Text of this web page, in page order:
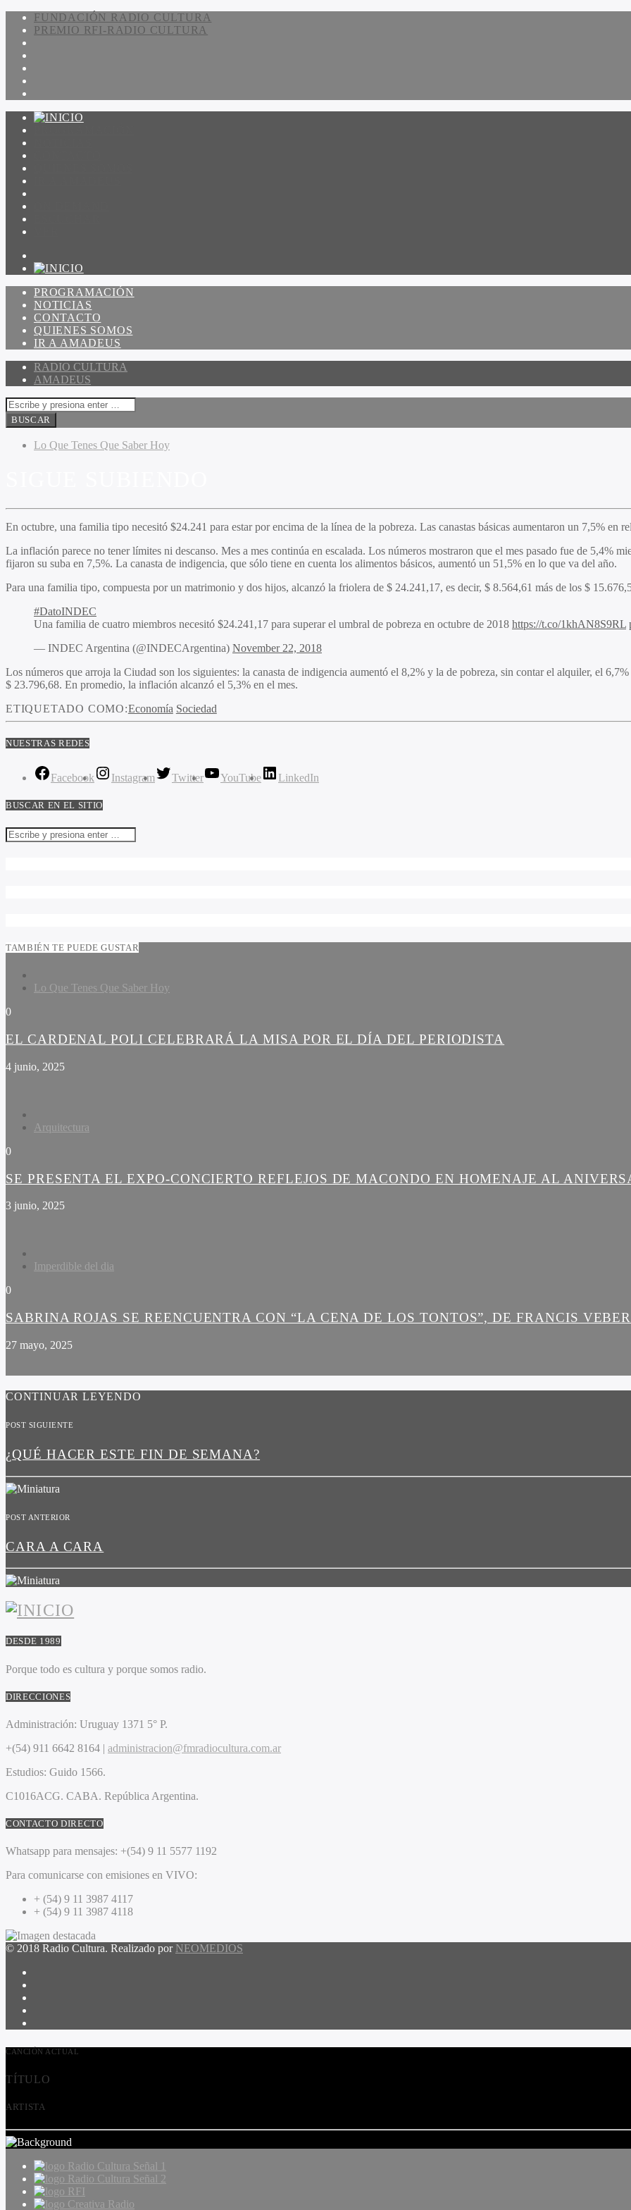
FUNDACIÓN RADIO CULTURA
PREMIO RFI-RADIO CULTURA
PROGRAMACIÓN
NOTICIAS
CONTACTO
QUIENES SOMOS
IR A AMADEUS
RADIO CULTURA
AMADEUS
Lo Que Tenes Que Saber Hoy
En octubre, una familia tipo necesitó $24.241 para estar por encima de la línea de la pobreza. Las canastas básicas aumentaron un 7,5% en
La inflación parece no tener límites ni descanso. Mes a mes continúa en escalada. Los números mostraron que el mes pasado fue de 5,4%
fijaron su suba en 7,5%. La canasta de indigencia, que sólo tiene en cuenta los alimentos básicos, aumentó un 51,5% en lo que va del año.
Para una familia tipo, compuesta por un matrimonio y dos hijos, alcanzó la friolera de $ 24.241,17, es decir, $ 8.564,61 más de los $
#DatoINDEC
Una familia de cuatro miembros necesitó $24.241,17 para superar el umbral de pobreza en octubre de 2018 https://t.co/1khAN8S9RL
— INDEC Argentina (@INDECArgentina) November 22, 2018
Los números que arroja la Ciudad son los siguientes: la canasta de indigencia aumentó el 8,2% y la de pobreza, sin contar el alquiler, el
$ 23.796,68. En promedio, la inflación alcanzó el 5,3% en el mes.
ETIQUETADO COMO:Economía Sociedad
NUESTRAS REDES
Facebook Instagram Twitter YouTube LinkedIn
BUSCAR EN EL SITIO
TAMBIÉN TE PUEDE GUSTAR
Lo Que Tenes Que Saber Hoy
0
EL CARDENAL POLI CELEBRARÁ LA MISA POR EL DÍA DEL PERIODISTA
4 junio, 2025
Arquitectura
0
SE PRESENTA EL EXPO-CONCIERTO REFLEJOS DE MACONDO EN HOMENAJE AL
3 junio, 2025
Imperdible del dia
0
SABRINA ROJAS SE REENCUENTRA CON “LA CENA DE LOS TONTOS”, DE FRANCIS VEBER
27 mayo, 2025
CONTINUAR LEYENDO
POST SIGUIENTE
¿QUÉ HACER ESTE FIN DE SEMANA?
POST ANTERIOR
CARA A CARA
DESDE 1989
Porque todo es cultura y porque somos radio.
DIRECCIONES
Administración: Uruguay 1371 5° P.
+(54) 911 6642 8164 | administracion@fmradiocultura.com.ar
Estudios: Guido 1566.
C1016ACG. CABA. República Argentina.
CONTACTO DIRECTO
Whatsapp para mensajes: +(54) 9 11 5577 1192
Para comunicarse con emisiones en VIVO:
+ (54) 9 11 3987 4117
+ (54) 9 11 3987 4118
© 2018 Radio Cultura. Realizado por NEOMEDIOS
CANCIÓN ACTUAL
TÍTULO
ARTISTA
Radio Cultura Señal 1
Radio Cultura Señal 2
RFI
Creativa Radio